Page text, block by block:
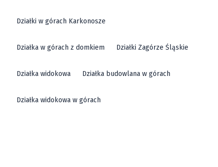
Działki w górach Karkonosze
Działka w górach z domkiem Działki Zagórze Śląskie
Działka widokowa Działka budowlana w górach
Działka widokowa w górach